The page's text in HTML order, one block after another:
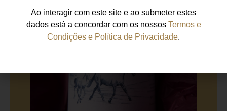
Ao interagir com este site e ao submeter estes
dados está a concordar com os nossos Termos e
Condições e Política de Privacidade.